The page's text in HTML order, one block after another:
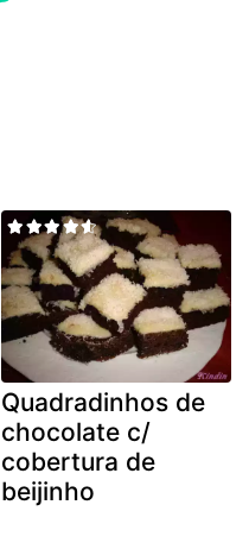
Quadradinhos de
chocolate c/
cobertura de
beijinho